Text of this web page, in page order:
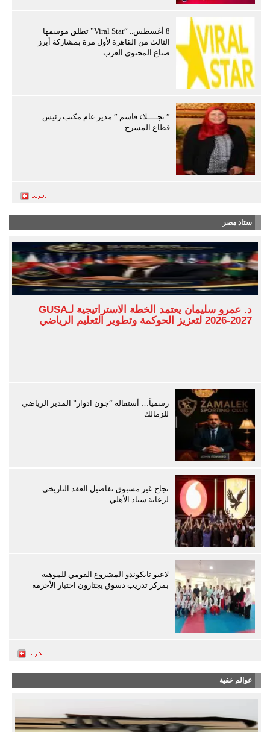
8 أغسطس.. “Viral Star” تطلق موسمها
الثالث من القاهرة لأول مرة بمشاركة أبرز
صناع المحتوى العرب
” نجــــلاء قاسم ” مدير عام مكتب رئيس
قطاع المسرح
ستاد مصر
د. عمرو سليمان يعتمد الخطة الاستراتيجية لـGUSA
2026-2027 لتعزيز الحوكمة وتطوير التعليم الرياضي
رسمياً… أستقالة “جون ادوار” المدير الرياضي
للزمالك
نجاح غير مسبوق تفاصيل العقد التاريخي
لرعاية ستاد الأهلي
لاعبو تايكوندو المشروع القومي للموهبة
بمركز تدريب دسوق يجتازون اختبار الأحزمة
عوالم خفية